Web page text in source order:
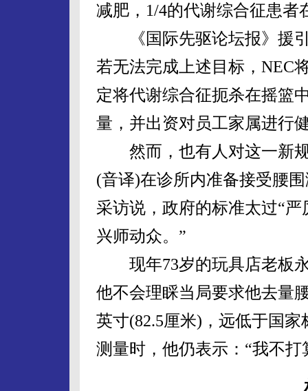
减肥，1/4的代谢综合征患者
《国际先驱论坛报》援引
若无法完成上述目标，NEC
定将代谢综合征扼杀在摇篮
量，并出资对员工家属进行
然而，也有人对这一新规
(音译)在诊所内准备接受腰
采访说，政府的标准太过“
兴师动众。”
现年73岁的玩具店老板永
他不会理睬当局要求他去量
英寸(82.5厘米)，远低于国
测量时，他仍表示：“我不